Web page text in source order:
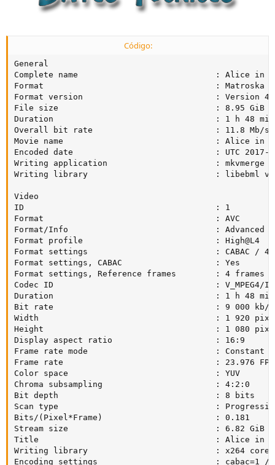
Código:
General
Complete name                            : Alice in
Format                                   : Matroska
Format version                           : Version 4
File size                                : 8.95 GiB
Duration                                 : 1 h 48 min
Overall bit rate                         : 11.8 Mb/s
Movie name                               : Alice in
Encoded date                             : UTC 2017-
Writing application                      : mkvmerge
Writing library                          : libebml
Video
ID                                       : 1
Format                                   : AVC
Format/Info                              : Advanced
Format profile                           : High@L4
Format settings                          : CABAC / 4
Format settings, CABAC                   : Yes
Format settings, Reference frames        : 4 frames
Codec ID                                 : V_MPEG4/
Duration                                 : 1 h 48 min
Bit rate                                 : 9 000 kb/s
Width                                    : 1 920
Height                                   : 1 080
Display aspect ratio                     : 16:9
Frame rate mode                          : Constant
Frame rate                               : 23.976 FPS
Color space                              : YUV
Chroma subsampling                       : 4:2:0
Bit depth                                : 8 bits
Scan type                                :
Bits/(Pixel*Frame)                       : 0.181
Stream size                              : 6.82 GiB
Title                                    : Alice in
Writing library                          : x264 core 98
Encoding settings                        : cabac=1 / ref=3 /